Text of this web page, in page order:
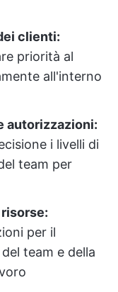
clienti:
priorità al
all'interno
autorizzazioni:
i livelli di
team per
per il
team e della